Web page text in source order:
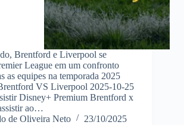
Brentford e Liverpool se
League em um confronto
as equipes na temporada 2025
VS Liverpool 2025-10-25
Disney+ Premium Brentford x
ao…
de Oliveira Neto
23/10/2025